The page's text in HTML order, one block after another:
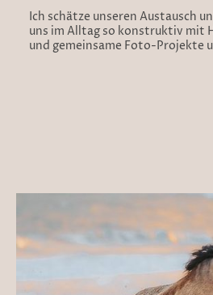
Ich schätze unseren Austausch
uns im Alltag so konstruktiv mit
und gemeinsame Foto-Projekte